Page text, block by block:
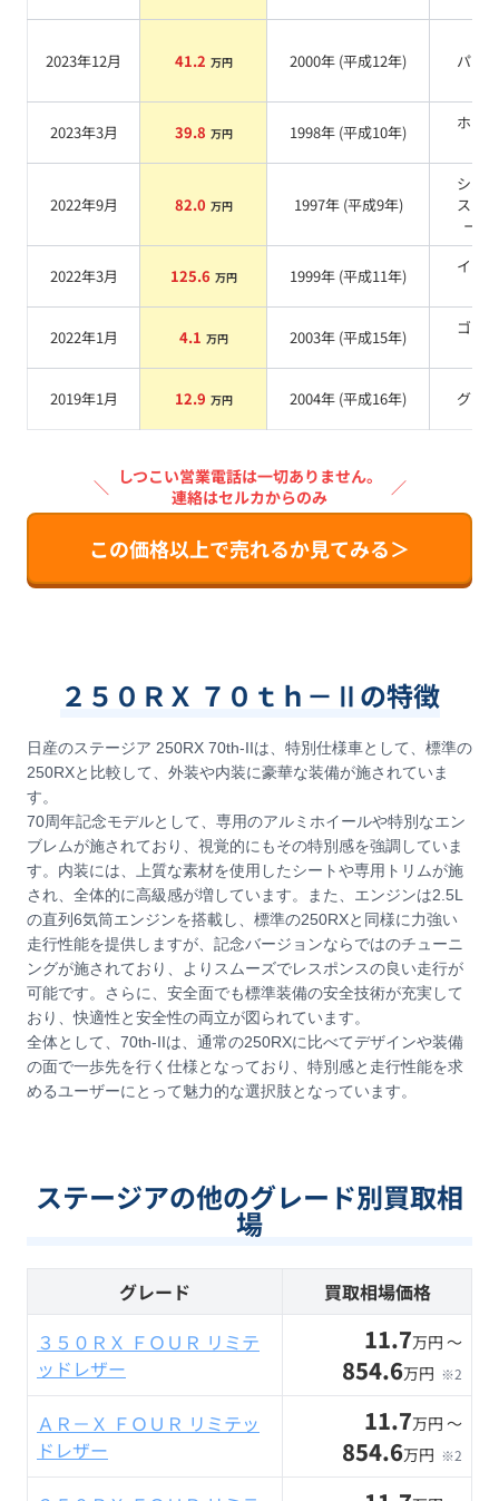
2023年12月 41.2 万円 2000年 (平成12年) パール
2023年3月 39.8 万円 1998年 (平成10年)
ホワ
2022年9月 82.0 万円 1997年 (平成9年)
シル
スノ
ール
2022年3月 125.6 万円 1999年 (平成11年)
イエ
2022年1月 4.1 万円 2003年 (平成15年)
ゴー
2019年1月 12.9 万円 2004年 (平成16年) グレー
＼ しつこい営業電話は一切ありません。
連絡はセルカからのみ
／
この価格以上で売れるか見てみる＞
２５０ＲＸ ７０ｔｈ－Ⅱの特徴
日産のステージア 250RX 70th-IIは、特別仕様車として、標準の
250RXと比較して、外装や内装に豪華な装備が施されていま
す。
70周年記念モデルとして、専用のアルミホイールや特別なエン
ブレムが施されており、視覚的にもその特別感を強調していま
す。内装には、上質な素材を使用したシートや専用トリムが施
され、全体的に高級感が増しています。また、エンジンは2.5L
の直列6気筒エンジンを搭載し、標準の250RXと同様に力強い
走行性能を提供しますが、記念バージョンならではのチューニ
ングが施されており、よりスムーズでレスポンスの良い走行が
可能です。さらに、安全面でも標準装備の安全技術が充実して
おり、快適性と安全性の両立が図られています。
全体として、70th-IIは、通常の250RXに比べてデザインや装備
の面で一歩先を行く仕様となっており、特別感と走行性能を求
めるユーザーにとって魅力的な選択肢となっています。
ステージアの他のグレード別買取相
場
グレード
買取相場価格
３５０ＲＸ ＦＯＵＲ リミテ
ッドレザー
11.7万円 〜
854.6万円 ※2
ＡＲ－Ｘ ＦＯＵＲ リミテッ
ドレザー
11.7万円 〜
854.6万円 ※2